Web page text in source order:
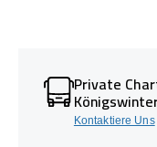
Private
Kontaktiere Uns